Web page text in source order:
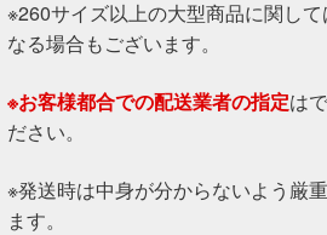
※260サイズ以上の大型商品に関し
なる場合もございます。
※お客様都合での配送業者の指定は
ださい。
※発送時は中身が分からないよう厳
ます。